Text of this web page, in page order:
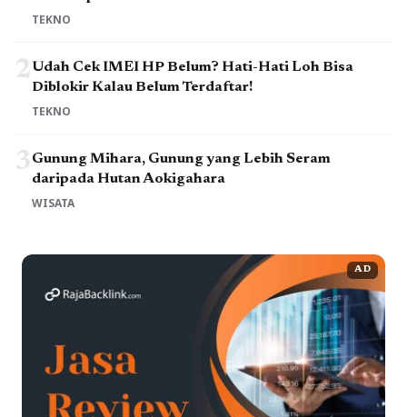
TEKNO
2Udah Cek IMEI HP Belum? Hati-Hati Loh Bisa
Diblokir Kalau Belum Terdaftar!
TEKNO
3Gunung Mihara, Gunung yang Lebih Seram
daripada Hutan Aokigahara
WISATA
AD